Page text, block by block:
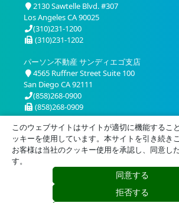
2130 Sawtelle Blvd. #307
Los Angeles CA 90025
(310)231-1200
(310)231-1202
パーソン不動産 サンディエゴ支店
4565 Ruffner Street Suite 100
San Diego CA 92111
(858)268-0900
(858)268-0909
このウェブサイトはサイトが適切に機能するこ
ッキーを使用しています。本サイトを引き続き
お客様は当社のクッキー使用を承認し、同意し
す。
同意する
拒否する